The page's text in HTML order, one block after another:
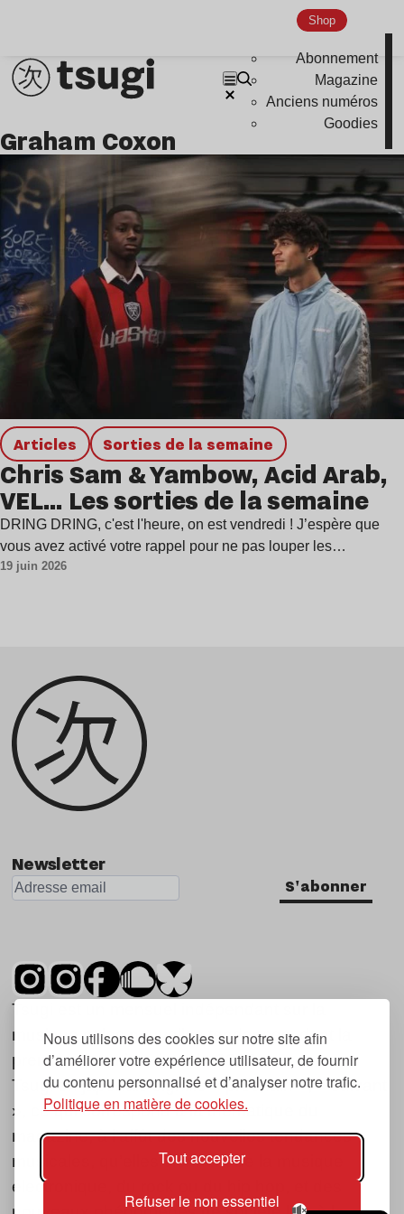
Nous utilisons des cookies sur notre site afin
d’améliorer votre expérience utilisateur, de fournir
du contenu personnalisé et d’analyser notre trafic.
Politique en matière de cookies.
Tout accepter
Refuser le non essentiel
Shop
Abonnement
Magazine
Anciens numéros
Goodies
Graham Coxon
Articles Sorties de la semaine
Chris Sam & Yambow, Acid Arab,
VEL… Les sorties de la semaine
DRING DRING, c'est l'heure, on est vendredi ! J’espère que
vous avez activé votre rappel pour ne pas louper les…
19 juin 2026
Newsletter
S'abonner
Tsugi est un mensuel indépendant sur la
musique et les nouvelles tendances, dont la
première parution date de 2007.
Tsugi en japonais signifie « prochain », « suivant
», ce qui correspond à la thématique du
magazine, à l’affût des nouvelles tendances
musicales, qu’elles viennent de la musique
électronique, du rock ou du hip hop, et des